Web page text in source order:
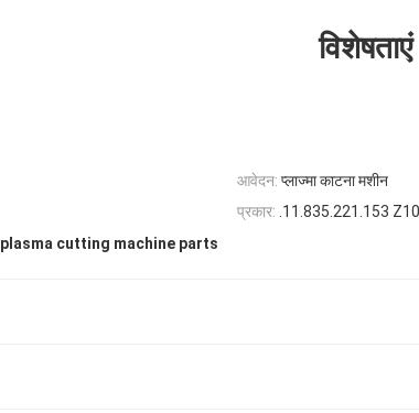
विशेषताएं
आवेदन: प्लाज्मा काटना मशीन
प्रकार: .11.835.221.153
plasma cutting machine parts